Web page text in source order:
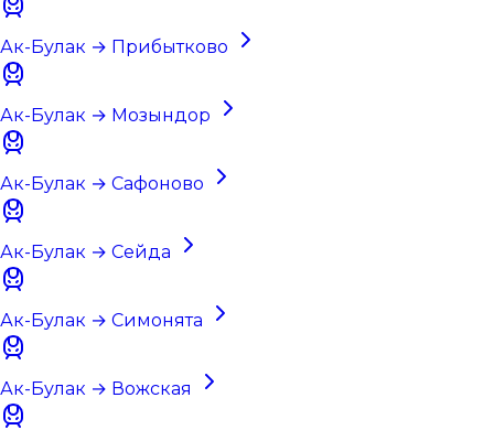
Ак-Булак → Прибытково
Ак-Булак → Мозындор
Ак-Булак → Сафоново
Ак-Булак → Сейда
Ак-Булак → Симонята
Ак-Булак → Вожская